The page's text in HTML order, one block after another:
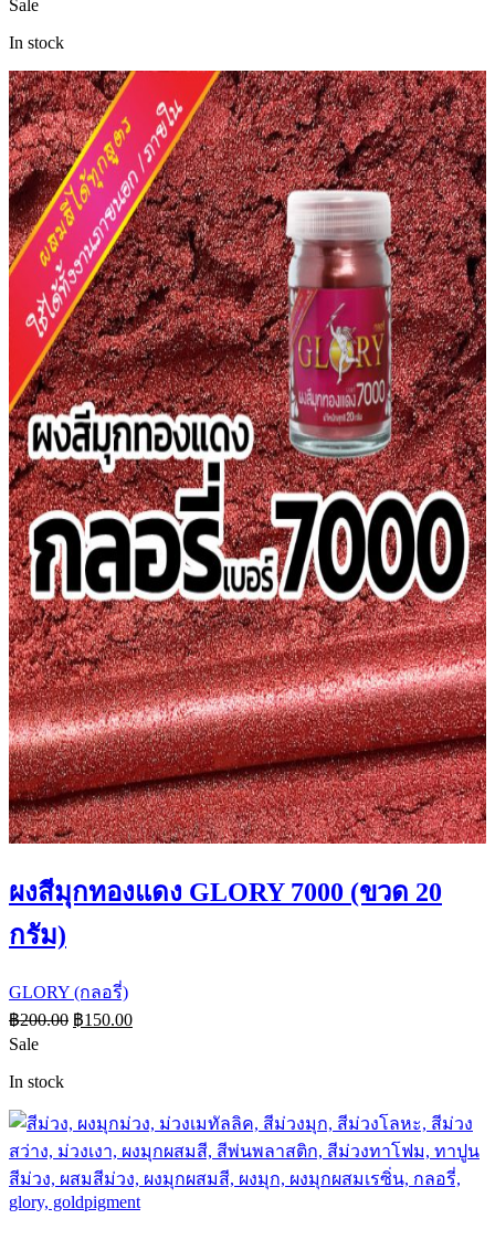
Sale
In stock
ผงสีมุกทองแดง GLORY 7000 (ขวด 20
กรัม)
GLORY (กลอรี่)
฿200.00 ฿150.00
Sale
In stock